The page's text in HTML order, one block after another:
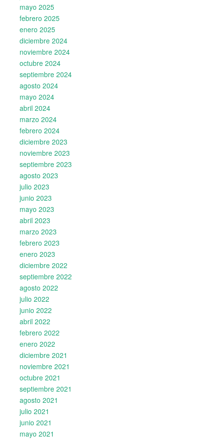
mayo 2025
febrero 2025
enero 2025
diciembre 2024
noviembre 2024
octubre 2024
septiembre 2024
agosto 2024
mayo 2024
abril 2024
marzo 2024
febrero 2024
diciembre 2023
noviembre 2023
septiembre 2023
agosto 2023
julio 2023
junio 2023
mayo 2023
abril 2023
marzo 2023
febrero 2023
enero 2023
diciembre 2022
septiembre 2022
agosto 2022
julio 2022
junio 2022
abril 2022
febrero 2022
enero 2022
diciembre 2021
noviembre 2021
octubre 2021
septiembre 2021
agosto 2021
julio 2021
junio 2021
mayo 2021